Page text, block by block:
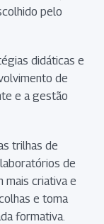
pelo
didáticas e
de
e a gestão
trilhas de
de
mais criativa e
e toma
formativa.